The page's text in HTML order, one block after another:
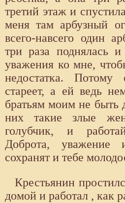
третий этаж и
меня там арбузный
всего-навсего один
три раза поднялась и
уважения ко мне,
недостатка.
стареет, а ей ведь
братьям моим не быть
них такие злые
голубчик, и
Доброта, уважение
сохранят и тебе
Крестьянин
домой и работал , как